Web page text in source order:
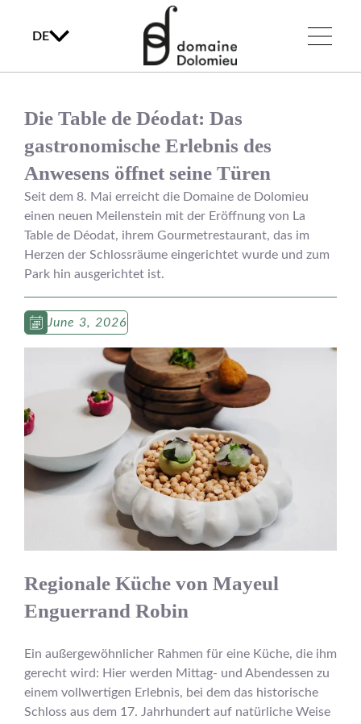
DE
Die Table de Déodat: Das
gastronomische Erlebnis des
Anwesens öffnet seine Türen
Seit dem 8. Mai erreicht die Domaine de Dolomieu
einen neuen Meilenstein mit der Eröffnung von La
Table de Déodat, ihrem Gourmetrestaurant, das im
Herzen der Schlossräume eingerichtet wurde und zum
Park hin ausgerichtet ist.
June 3, 2026
Regionale Küche von Mayeul
Enguerrand Robin
Ein außergewöhnlicher Rahmen für eine Küche, die ihm
gerecht wird: Hier werden Mittag- und Abendessen zu
einem vollwertigen Erlebnis, bei dem das historische
Schloss aus dem 17. Jahrhundert auf natürliche Weise